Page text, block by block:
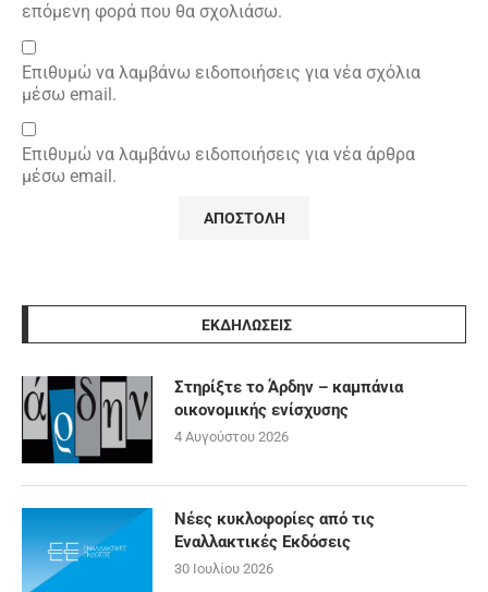
επόμενη φορά που θα σχολιάσω.
Επιθυμώ να λαμβάνω ειδοποιήσεις για νέα σχόλια
μέσω email.
Επιθυμώ να λαμβάνω ειδοποιήσεις για νέα άρθρα
μέσω email.
ΕΚΔΗΛΩΣΕΙΣ
Στηρίξτε το Άρδην – καμπάνια
οικονομικής ενίσχυσης
4 Αυγούστου 2026
Νέες κυκλοφορίες από τις
Εναλλακτικές Εκδόσεις
30 Ιουλίου 2026